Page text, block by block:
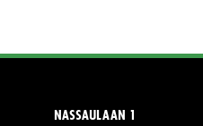
NASSAULAAN 1